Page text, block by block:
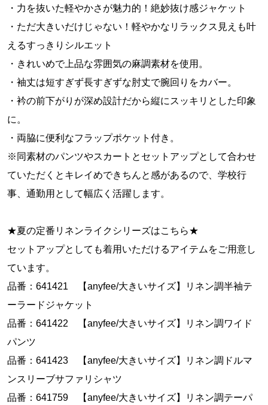
・力を抜いた軽やかさが魅力的！絶妙抜け感ジャケット
・ただ大きいだけじゃない！軽やかなリラックス見えも叶
えるすっきりシルエット
・きれいめで上品な雰囲気の麻調素材を使用。
・袖丈は短すぎず長すぎずな肘丈で腕回りをカバー。
・衿の前下がりが深め設計だから縦にスッキリとした印象
に。
・両脇に便利なフラップポケット付き。
※同素材のパンツやスカートとセットアップとして合わせ
ていただくとキレイめできちんと感があるので、学校行
事、通勤用として幅広く活躍します。
★夏の定番リネンライクシリーズはこちら★
セットアップとしても着用いただけるアイテムをご用意し
ています。
品番：641421 【anyfee/大きいサイズ】リネン調半袖テ
ーラードジャケット
品番：641422 【anyfee/大きいサイズ】リネン調ワイド
パンツ
品番：641423 【anyfee/大きいサイズ】リネン調ドルマ
ンスリーブサファリシャツ
品番：641759 【anyfee/大きいサイズ】リネン調テーパ